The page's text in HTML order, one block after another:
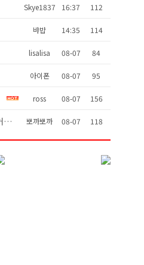
Skye1837 16:37 112
뱌뱝 14:35 114
lisalisa 08-07 84
아이폰 08-07 95
ross 08-07 156
[렌트] 룸렌트 / 여자 / 825 / 다운타운 선알타 / 선알타역,거실.. 뽀까뽀까 08-07 118